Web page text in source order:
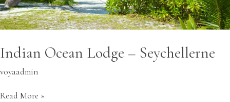
Indian Ocean Lodge – Seychellerne
voyaadmin
Read More »